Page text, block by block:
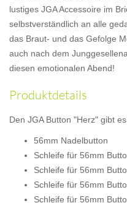
lustiges JGA Accessoire im
selbstverständlich an alle
das Braut- und das Gefolge
auch nach dem
diesen emotionalen Abend!
Produktdetails
Den JGA Button "Herz" gibt
56mm Nadelbutton
Schleife für 56mm
Schleife für 56mm
Schleife für 56mm
Schleife für 56mm